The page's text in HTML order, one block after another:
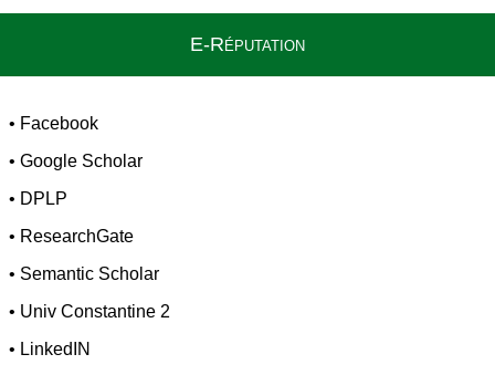
E-Réputation
• Facebook
• Google Scholar
• DPLP
• ResearchGate
• Semantic Scholar
• Univ Constantine 2
• LinkedIN